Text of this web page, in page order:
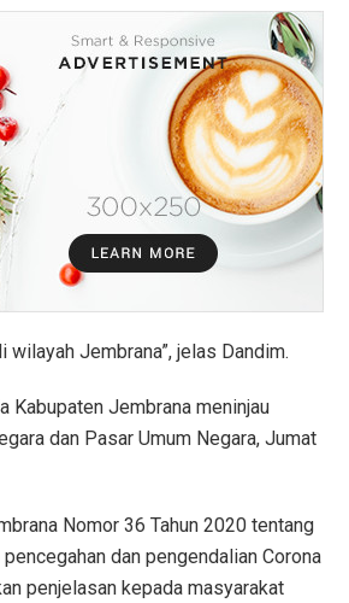
Jembrana”, jelas Dandim.
Kabupaten Jembrana meninjau
dan Pasar Umum Negara, Jumat
Nomor 36 Tahun 2020 tentang
dan pengendalian Corona
penjelasan kepada masyarakat